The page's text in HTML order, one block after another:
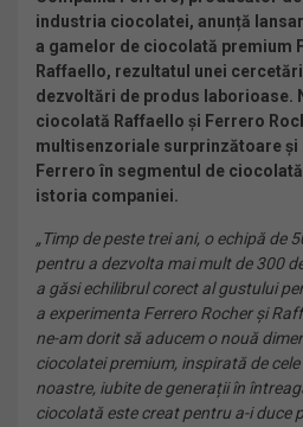
industria ciocolatei, anunță
a gamelor de ciocolată premium
Raffaello, rezultatul unei
dezvoltări de produs laborioase.
ciocolată Raffaello și Ferrero
multisenzoriale surprinzătoare și
Ferrero în segmentul de
istoria companiei.
„Timp de peste trei ani, o echipă de
pentru a dezvolta mai mult de 300
a găsi echilibrul corect al gustului
a experimenta Ferrero Rocher și
ne-am dorit să aducem o nouă
ciocolatei premium, inspirată de
noastre, iubite de generații în
ciocolată este creat pentru a-i duce